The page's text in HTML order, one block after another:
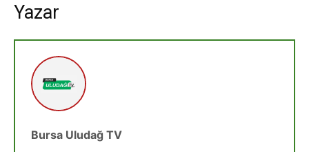
Yazar
Bursa Uludağ TV